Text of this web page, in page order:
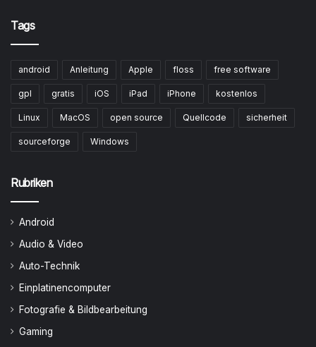
Tags
android Anleitung Apple floss free software
gpl gratis iOS iPad iPhone kostenlos
Linux MacOS open source Quellcode sicherheit
sourceforge Windows
Rubriken
Android
Audio & Video
Auto-Technik
Einplatinencomputer
Fotografie & Bildbearbeitung
Gaming